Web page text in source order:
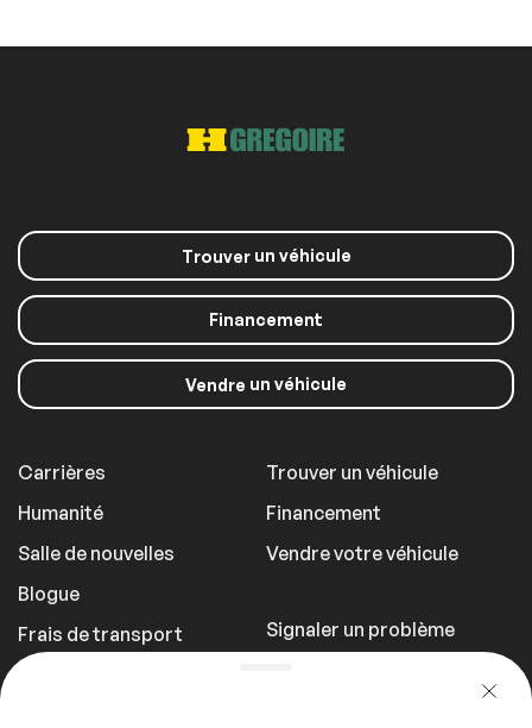
Trouverun véhicule
Financement
Vendre un véhicule
Carrières
Humanité
Salle de nouvelles
Blogue
Frais de transport
Trouver un véhicule
Financement
Vendre votre véhicule
Signaler un problème